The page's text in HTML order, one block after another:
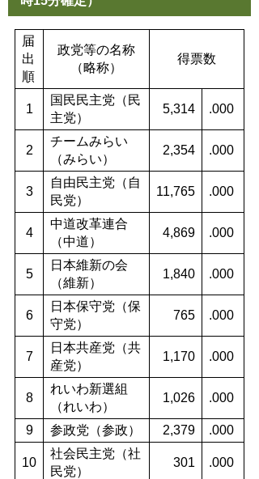
届
出
順
政党等の名称
（略称）
得票数
1
国民民主党（民
主党）
5,314 .000
2
チームみらい
（みらい）
2,354 .000
3
自由民主党（自
民党）
11,765 .000
4
中道改革連合
（中道）
4,869 .000
5
日本維新の会
（維新）
1,840 .000
6
日本保守党（保
守党）
765 .000
7
日本共産党（共
産党）
1,170 .000
8
れいわ新選組
（れいわ）
1,026 .000
9 参政党（参政） 2,379 .000
10
社会民主党（社
民党）
301 .000